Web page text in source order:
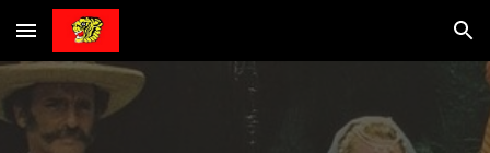
Skip to main content Skip to navigation